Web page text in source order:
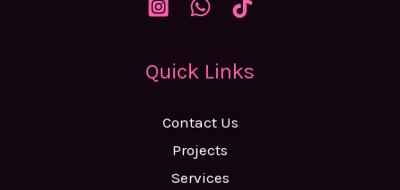
Quick Links
Contact Us
Projects
Services